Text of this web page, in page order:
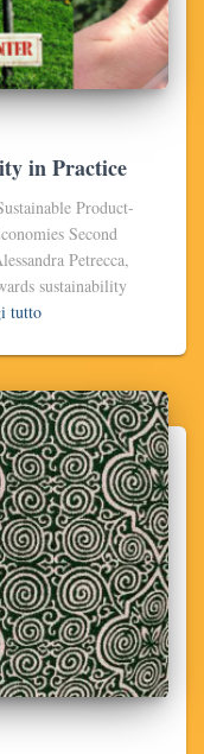
in Practice
Product-
Second
Petrecca,
sustainability
tutto